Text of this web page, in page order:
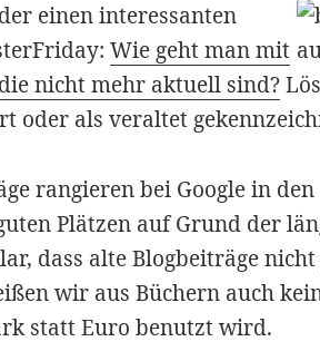
einen interessanten
Wie geht man mit
nicht mehr aktuell sind?
oder als veraltet
rangieren bei Google in den
Plätzen auf Grund der
dass alte Blogbeiträge
wir aus Büchern auch
statt Euro benutzt wird.